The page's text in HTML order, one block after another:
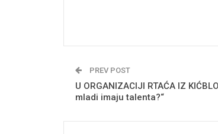
PREV POST
U ORGANIZACIJI RTAĆA IZ
mladi imaju talenta?“